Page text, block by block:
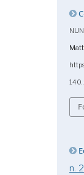
140.
n.